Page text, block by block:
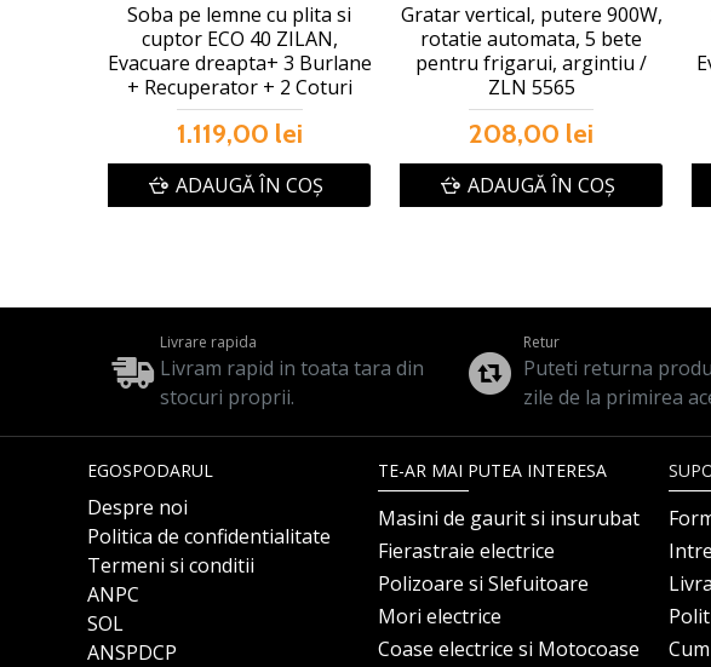
Soba pe lemne cu plita si
cuptor ECO 40 ZILAN,
Evacuare dreapta+ 3 Burlane
+ Recuperator + 2 Coturi
1.119,00 lei
ADAUGĂ ÎN COŞ
Gratar vertical, putere 900W,
rotatie automata, 5 bete
pentru frigarui, argintiu /
ZLN 5565
208,00 lei
ADAUGĂ ÎN COŞ
Livrare rapida
Livram rapid in toata tara din
stocuri proprii.
Retur
Puteti returna
zile de la primirea
EGOSPODARUL
Despre noi
Politica de confidentialitate
Termeni si conditii
ANPC
SOL
ANSPDCP
TE-AR MAI PUTEA INTERESA
Masini de gaurit si insurubat
Fierastraie electrice
Polizoare si Slefuitoare
Mori electrice
Coase electrice si Motocoase